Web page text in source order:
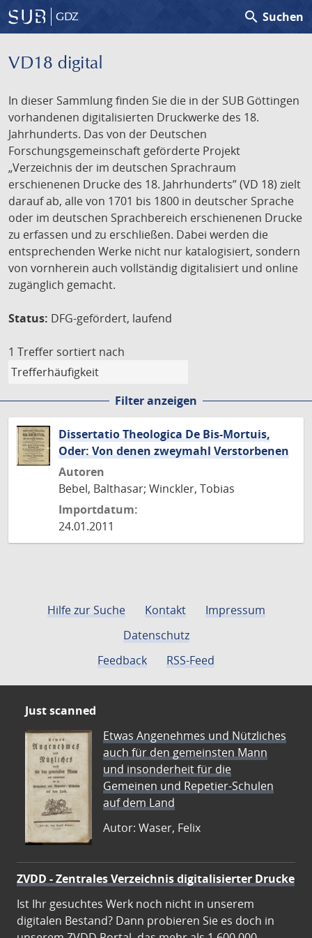
GDZ search Suchen
VD18 digital
In dieser Sammlung finden Sie die in der SUB Göttingen
vorhandenen digitalisierten Druckwerke des 18.
Jahrhunderts. Das von der Deutschen
Forschungsgemeinschaft geförderte Projekt
„Verzeichnis der im deutschen Sprachraum
erschienenen Drucke des 18. Jahrhunderts” (VD 18) zielt
darauf ab, alle von 1701 bis 1800 in deutscher Sprache
oder im deutschen Sprachbereich erschienenen Drucke
zu erfassen und zu erschließen. Dabei werden die
entsprechenden Werke nicht nur katalogisiert, sondern
von vornherein auch vollständig digitalisiert und online
zugänglich gemacht.
Status: DFG-gefördert, laufend
1 Treffer sortiert nach
Filter anzeigen
Dissertatio Theologica De Bis-Mortuis,
Oder: Von denen zweymahl Verstorbenen
Autoren
Bebel, Balthasar; Winckler, Tobias
Importdatum:
24.01.2011
Hilfe zur Suche Kontakt
Impressum
Datenschutz
Feedback
RSS-Feed
Just scanned
Etwas Angenehmes und Nützliches
auch für den gemeinsten Mann
und insonderheit für die
Gemeinen und Repetier-Schulen
auf dem Land
Autor: Waser, Felix
ZVDD - Zentrales Verzeichnis digitalisierter Drucke
Ist Ihr gesuchtes Werk noch nicht in unserem
digitalen Bestand? Dann probieren Sie es doch in